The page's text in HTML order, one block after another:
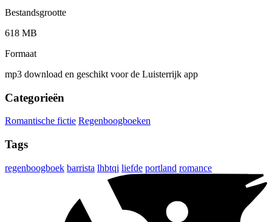
Bestandsgrootte
618 MB
Formaat
mp3 download en geschikt voor de Luisterrijk app
Categorieën
Romantische fictie Regenboogboeken
Tags
regenboogboek barrista lhbtqi liefde portland romance